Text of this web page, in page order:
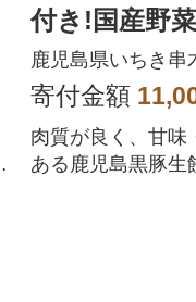
付き!国産野
鹿児島県いちき串
寄付金額
肉質が良く、甘味
ある鹿児島黒豚生